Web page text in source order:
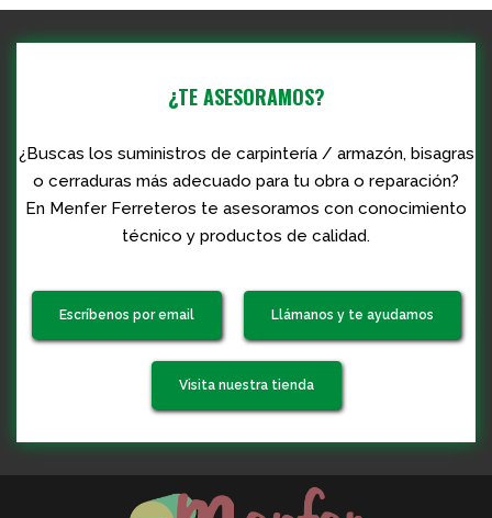
¿TE ASESORAMOS?
¿Buscas los suministros de carpintería / armazón, bisagras
o cerraduras más adecuado para tu obra o reparación?
En Menfer Ferreteros te asesoramos con conocimiento
técnico y productos de calidad.
Escríbenos por email Llámanos y te ayudamos
Visita nuestra tienda